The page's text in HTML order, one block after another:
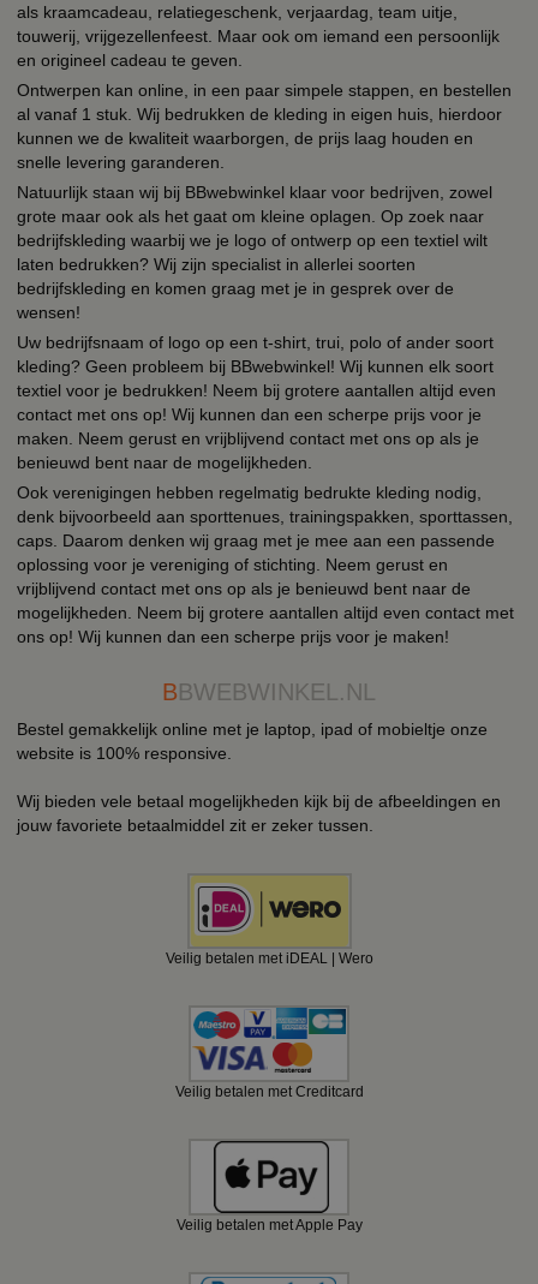
als kraamcadeau, relatiegeschenk, verjaardag, team uitje,
touwerij, vrijgezellenfeest. Maar ook om iemand een persoonlijk
en origineel cadeau te geven.
Ontwerpen kan online, in een paar simpele stappen, en bestellen
al vanaf 1 stuk. Wij bedrukken de kleding in eigen huis, hierdoor
kunnen we de kwaliteit waarborgen, de prijs laag houden en
snelle levering garanderen.
Natuurlijk staan wij bij BBwebwinkel klaar voor bedrijven, zowel
grote maar ook als het gaat om kleine oplagen. Op zoek naar
bedrijfskleding waarbij we je logo of ontwerp op een textiel wilt
laten bedrukken? Wij zijn specialist in allerlei soorten
bedrijfskleding en komen graag met je in gesprek over de
wensen!
Uw bedrijfsnaam of logo op een t-shirt, trui, polo of ander soort
kleding? Geen probleem bij BBwebwinkel! Wij kunnen elk soort
textiel voor je bedrukken! Neem bij grotere aantallen altijd even
contact met ons op! Wij kunnen dan een scherpe prijs voor je
maken. Neem gerust en vrijblijvend contact met ons op als je
benieuwd bent naar de mogelijkheden.
Ook verenigingen hebben regelmatig bedrukte kleding nodig,
denk bijvoorbeeld aan sporttenues, trainingspakken, sporttassen,
caps. Daarom denken wij graag met je mee aan een passende
oplossing voor je vereniging of stichting. Neem gerust en
vrijblijvend contact met ons op als je benieuwd bent naar de
mogelijkheden. Neem bij grotere aantallen altijd even contact met
ons op! Wij kunnen dan een scherpe prijs voor je maken!
BBWEBWINKEL.NL
Bestel gemakkelijk online met je laptop, ipad of mobieltje onze
website is 100% responsive.
Wij bieden vele betaal mogelijkheden kijk bij de afbeeldingen en
jouw favoriete betaalmiddel zit er zeker tussen.
Veilig betalen met iDEAL | Wero
Veilig betalen met Creditcard
Veilig betalen met Apple Pay